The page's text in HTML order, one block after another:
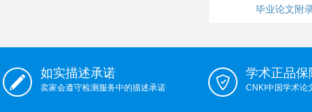
毕业论文附
如实描述承诺
卖家会遵守检测服务中的描述承诺
学术正品保
CNKI中国学术论